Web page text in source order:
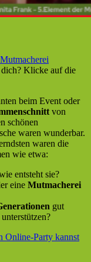
Klicke auf die
beim Event oder
von
schönen
waren wunderbar.
waren die
wie etwa:
entsteht sie?
eine Mutmacherei
gut
Online-Party kannst